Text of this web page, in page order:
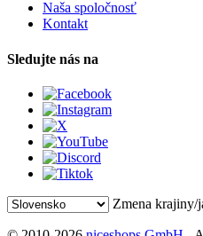
Naša spoločnosť
Kontakt
Sledujte nás na
Zmena krajiny/